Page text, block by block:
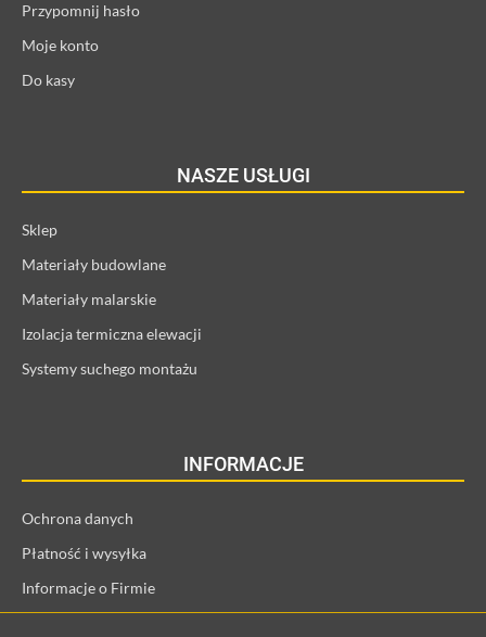
Przypomnij hasło
Moje konto
Do kasy
NASZE USŁUGI
Sklep
Materiały budowlane
Materiały malarskie
Izolacja termiczna elewacji
Systemy suchego montażu
INFORMACJE
Ochrona danych
Płatność i wysyłka
Informacje o Firmie